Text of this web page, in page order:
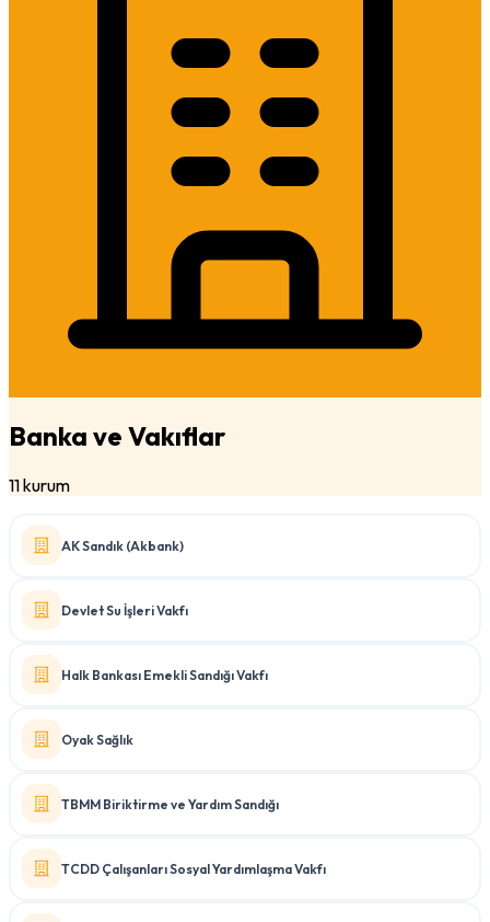
Banka ve Vakıflar
11 kurum
AK Sandık (Akbank)
Devlet Su İşleri Vakfı
Halk Bankası Emekli Sandığı Vakfı
Oyak Sağlık
TBMM Biriktirme ve Yardım Sandığı
TCDD Çalışanları Sosyal Yardımlaşma Vakfı